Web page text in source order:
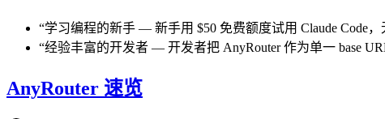
“学习编程的新手 — 新手用 $50 免费额度试用 Claude Code
“经验丰富的开发者 — 开发者把 AnyRouter 作为单一 base
AnyRouter 速览